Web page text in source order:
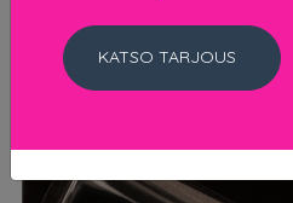
KATSO TARJOUS